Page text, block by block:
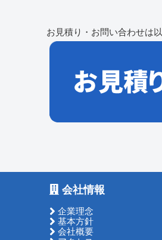
お見積り・お問い合わせは
会社情報
企業理念
基本方針
会社概要